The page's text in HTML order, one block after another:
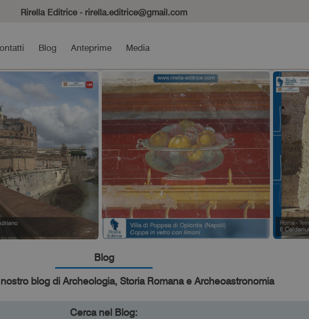
Rirella Editrice - rirella.editrice@gmail.com
Blog Anteprime Media
Blog
blog di Archeologia, Storia Romana e Archeoastronomia
Cerca nel Blog: